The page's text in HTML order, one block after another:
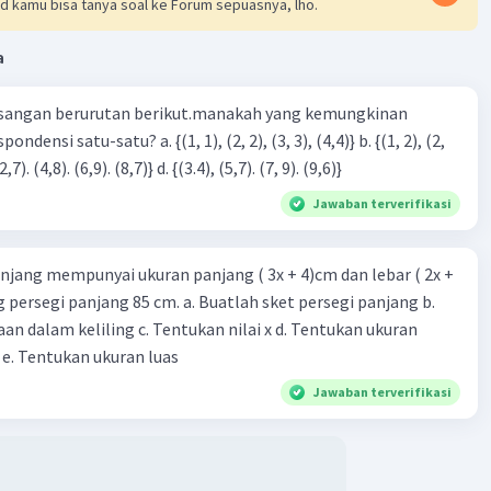
sisi miring (hipotenusa), dan b dan c adalah sisi
kita tahu bahwa AC = 10 cm dan CD = 5 cm. Kita
panjang BC.
ada gambar yang disertakan, kita akan berasumsi
adalah segitiga siku-siku dengan AC sebagai hipotenusa
CD sebagai sisi lainnya.
BC = √(AC² - CD²).
nilai AC dan CD ke dalam rumus: BC = √(10² - 5²) =
= √75 cm.
BC adalah √75 cm. Namun, pilihan jawaban dalam cm
kamu bisa tanya soal ke Forum sepuasnya, lho.
berurutan berikut.manakah yang kemungkinan
3), (3, 4). (4,5)} c. {(2,7). (4,8). (6,9). (8,7)} d. {(3.4), (5,7). (7, 9). (9,6)}
Jawaban terverifikasi
mempunyai ukuran panjang ( 3x + 4)cm dan lebar ( 2x +
persegi panjang 85 cm. a. Buatlah sket persegi panjang b.
dalam keliling c. Tentukan nilai x d. Tentukan ukuran
Tentukan ukuran luas
Jawaban terverifikasi